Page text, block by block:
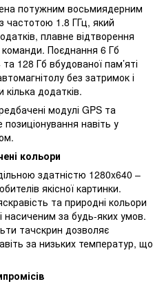
потужним восьмиядерним
частотою 1.8 ГГц, який
плавне відтворення
Поєднання 6 Гб
128 Гб вбудованої пам’яті
без затримок і
додатків.
модулі GPS та
навіть у
кольори
здатністю 1280x640 –
якісної картинки.
та природні кольори
насиченим за будь-яких умов.
тачскрин дозволяє
за низьких температур, що